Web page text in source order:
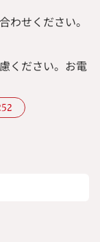
せください。
ください。 お電